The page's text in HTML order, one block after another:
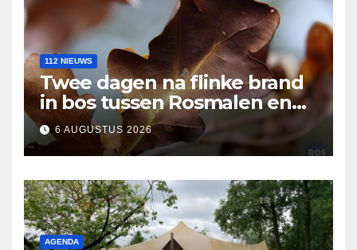
112 NIEUWS
Twee dagen na flinke brand
in bos tussen Rosmalen en
Nuland
6 AUGUSTUS 2026
AGENDA